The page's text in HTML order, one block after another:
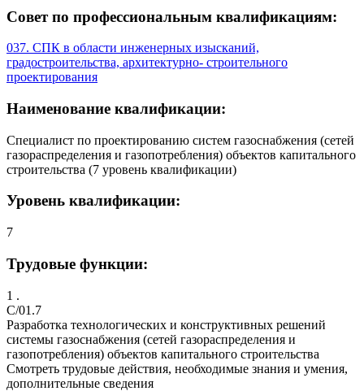
Совет по профессиональным квалификациям:
037. СПК в области инженерных изысканий,
градостроительства, архитектурно- строительного
проектирования
Наименование квалификации:
Специалист по проектированию систем газоснабжения (сетей
газораспределения и газопотребления) объектов капитального
строительства (7 уровень квалификации)
Уровень квалификации:
7
Трудовые функции:
1 .
C/01.7
Разработка технологических и конструктивных решений
системы газоснабжения (сетей газораспределения и
газопотребления) объектов капитального строительства
Смотреть трудовые действия, необходимые знания и умения,
дополнительные сведения